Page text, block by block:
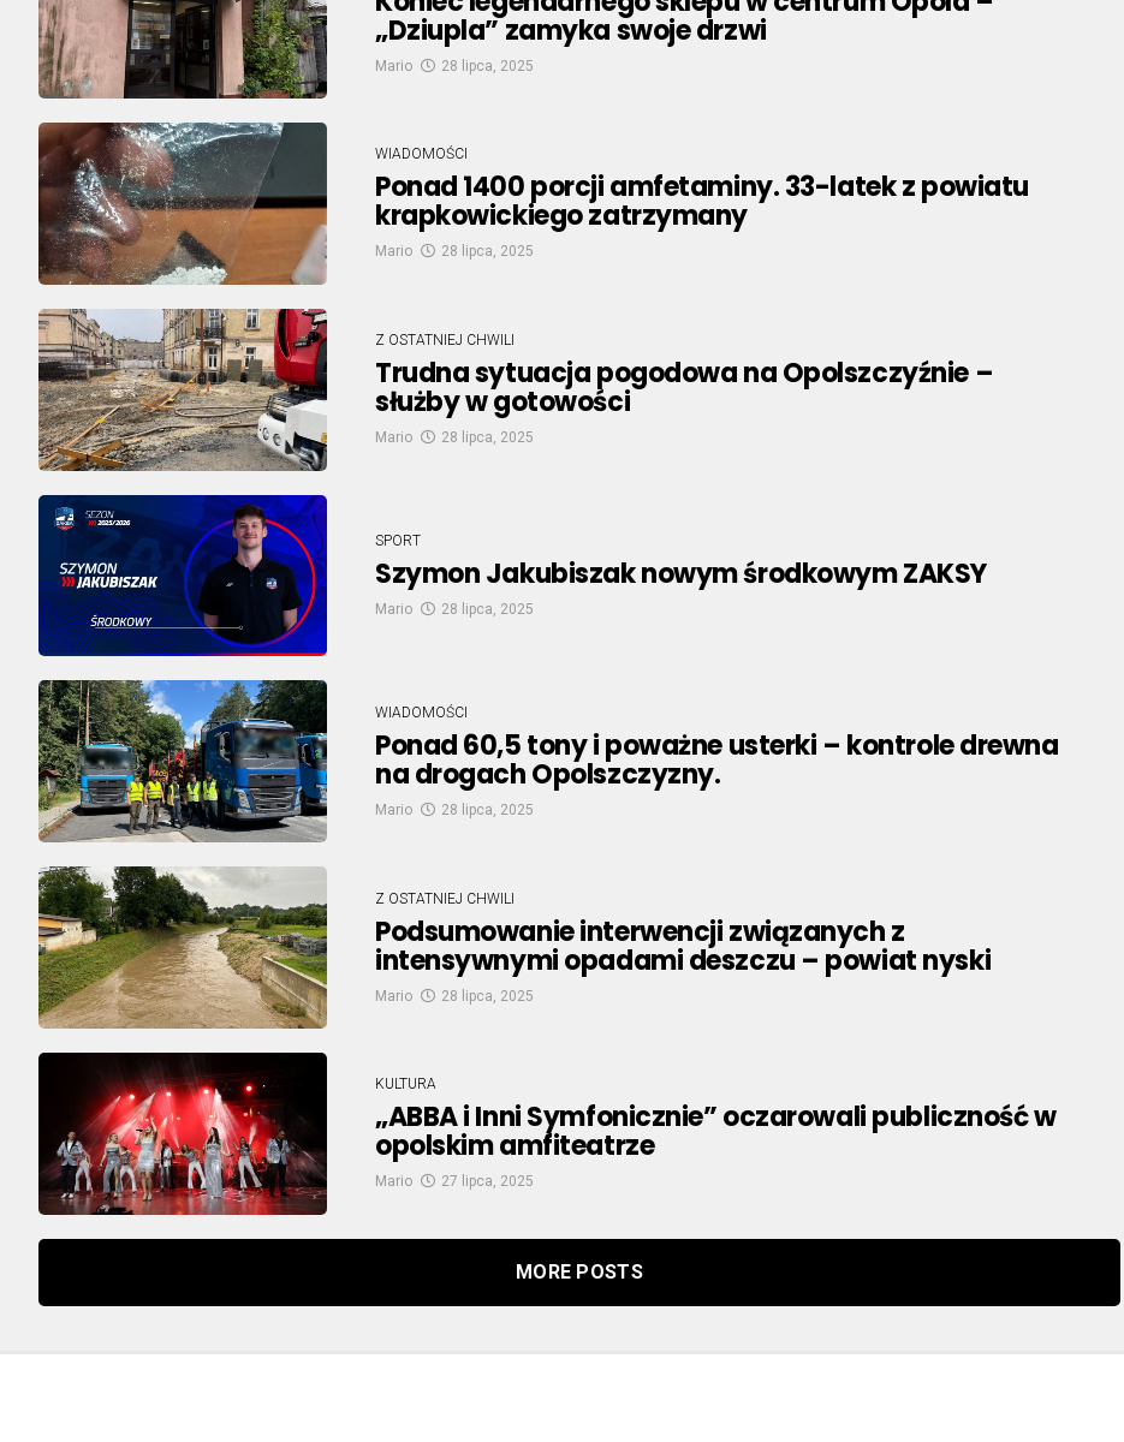
„Dziupla” zamyka swoje drzwi
Mario 28 lipca, 2025
WIADOMOŚCI
Ponad 1400 porcji amfetaminy. 33-latek z powiatu
krapkowickiego zatrzymany
Mario 28 lipca, 2025
Z OSTATNIEJ CHWILI
Trudna sytuacja pogodowa na Opolszczyźnie –
służby w gotowości
Mario 28 lipca, 2025
SPORT
Szymon Jakubiszak nowym środkowym ZAKSY
Mario 28 lipca, 2025
WIADOMOŚCI
Ponad 60,5 tony i poważne usterki – kontrole drewna
na drogach Opolszczyzny.
Mario 28 lipca, 2025
Z OSTATNIEJ CHWILI
Podsumowanie interwencji związanych z
intensywnymi opadami deszczu – powiat nyski
Mario 28 lipca, 2025
KULTURA
„ABBA i Inni Symfonicznie” oczarowali publiczność w
opolskim amfiteatrze
Mario 27 lipca, 2025
MORE POSTS